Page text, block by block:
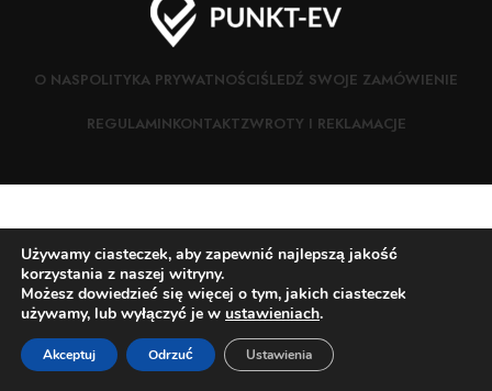
O NASPOLITYKA PRYWATNOŚCIŚLEDŹ SWOJE ZAMÓWIENIE
REGULAMINKONTAKTZWROTY I REKLAMACJE
Używamy ciasteczek, aby zapewnić najlepszą jakość
korzystania z naszej witryny.
Możesz dowiedzieć się więcej o tym, jakich ciasteczek
używamy, lub wyłączyć je w ustawieniach.
Akceptuj Odrzuć
Ustawienia
SklepUlubioneKoszyk
Moje konto